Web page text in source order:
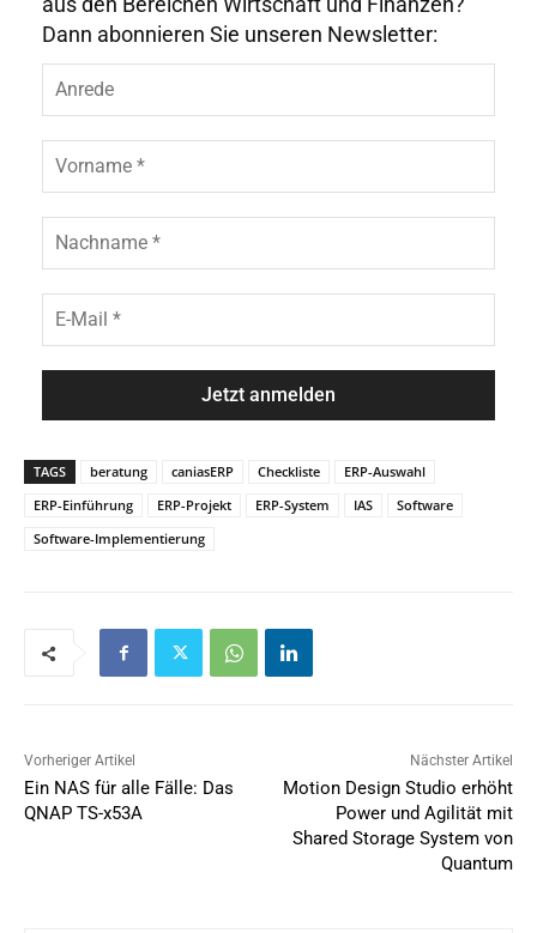
Dann abonnieren Sie unseren Newsletter:
r
e
e
r
n
m
c
h
a
M
a
l
TAGS beratung caniasERP Checkliste
ERP-Auswahl
ERP-Einführung
ERP-Projekt ERP-System IAS
Software
Software-Implementierung
Vorheriger Artikel
Ein NAS für alle Fälle: Das
QNAP TS-x53A
Nächster Artikel
Motion Design Studio erhöht
Power und Agilität mit
Shared Storage System von
Quantum